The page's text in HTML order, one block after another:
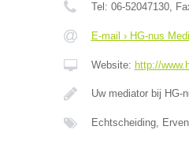
Tel: 06-52047130,
E-mail › HG-nus
Website: http://
Uw mediator bij HG-
Echtscheiding,